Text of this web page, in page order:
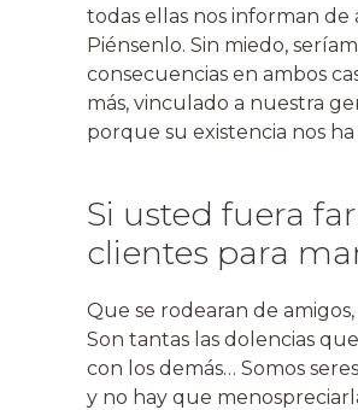
todas ellas nos informan de
Piénsenlo. Sin miedo,
consecuencias en ambos
más, vinculado a nuestra
porque su existencia nos
Si usted fuera
clientes para
Que se rodearan de
Son tantas las dolencias
con los demás… Somos
y no hay que